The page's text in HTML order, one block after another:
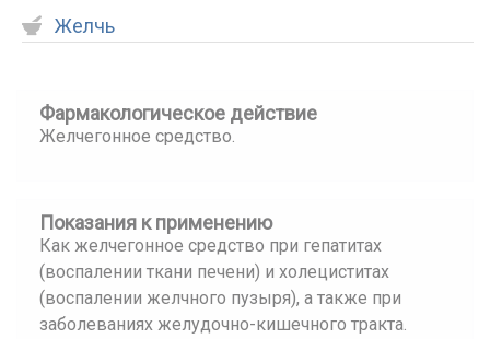
Желчь
Фармакологическое действие
Желчегонное средство.
Показания к применению
Как желчегонное средство при гепатитах
(воспалении ткани печени) и холециститах
(воспалении желчного пузыря), а также при
заболеваниях желудочно-кишечного тракта.